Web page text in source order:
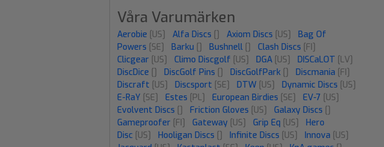
Våra Varumärken
Aerobie [US] Alfa Discs Axiom Discs [US]
Bag Of
Powers [SE] Barku Bushnell Clash Discs [FI]
Clicgear [US] Climo Discgolf [US] DGA [US] DISCaLOT [LV]
DiscDice
DiscGolf Pins DiscGolfPark Discmania [FI]
Discraft [US] Discsport [SE] DTW [US] Dynamic Discs [US]
E-RaY [SE] Estes [PL] European Birdies [SE] EV-7 [US]
Evolvent Discs
Friction Gloves [US] Galaxy Discs
Gameproofer [FI] Gateway [US] Grip Eq [US]
Hero
Disc [US] Hooligan Discs Infinite Discs [US] Innova [US]